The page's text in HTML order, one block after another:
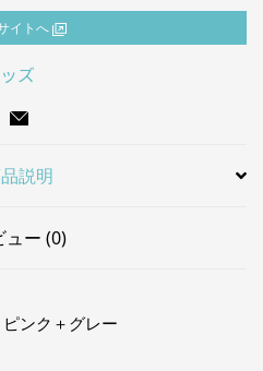
イトへ
ズ
説明
ュー (0)
ンク＋グレー